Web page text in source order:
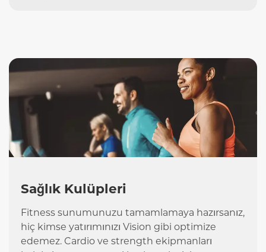
Sağlık Kulüpleri
Fitness sunumunuzu tamamlamaya hazırsanız,
hiç kimse yatırımınızı Vision gibi optimize
edemez. Cardio ve strength ekipmanları